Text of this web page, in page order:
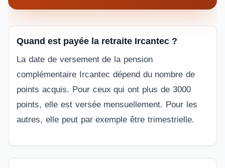
Quand est payée la retraite Ircantec ?
La date de versement de la pension
complémentaire Ircantec dépend du nombre de
points acquis. Pour ceux qui ont plus de 3000
points, elle est versée mensuellement. Pour les
autres, elle peut par exemple être trimestrielle.